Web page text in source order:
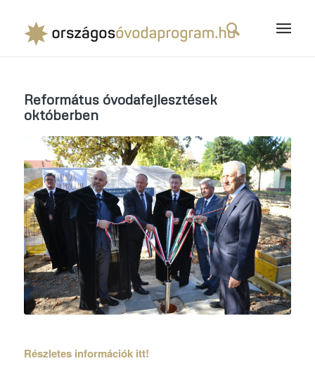
Református óvodafejlesztések
októberben
Részletes információk itt!